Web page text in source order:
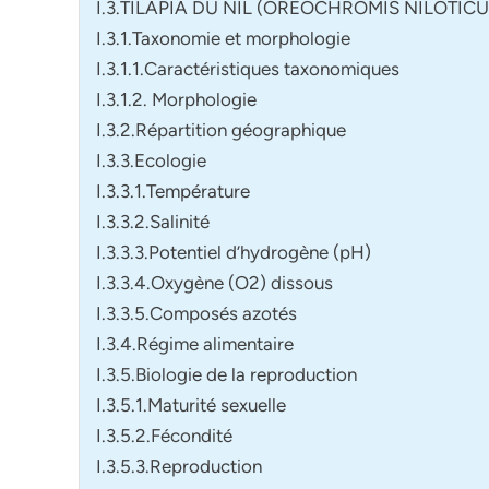
I.3.TILAPIA DU NIL (OREOCHROMIS
I.3.1.Taxonomie et morphologie
I.3.1.1.Caractéristiques taxonomiques
I.3.1.2. Morphologie
I.3.2.Répartition géographique
I.3.3.Ecologie
I.3.3.1.Température
I.3.3.2.Salinité
I.3.3.3.Potentiel d’hydrogène (pH)
I.3.3.4.Oxygène (O2) dissous
I.3.3.5.Composés azotés
I.3.4.Régime alimentaire
I.3.5.Biologie de la reproduction
I.3.5.1.Maturité sexuelle
I.3.5.2.Fécondité
I.3.5.3.Reproduction